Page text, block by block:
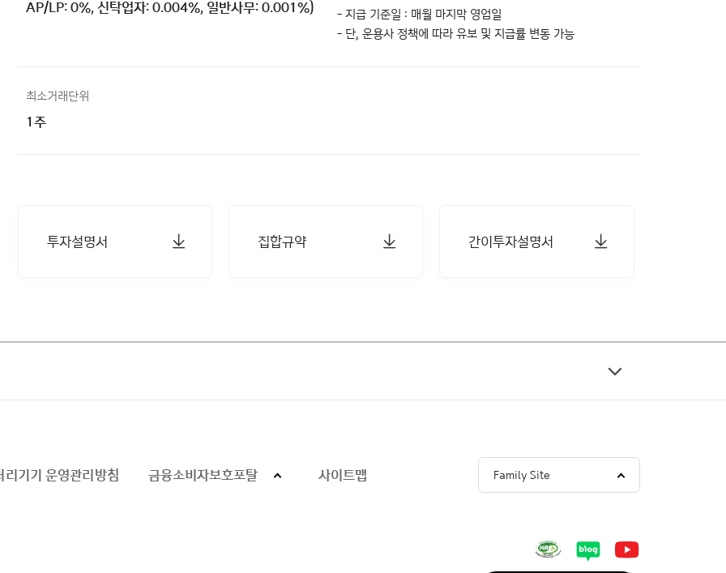
AP/LP: 0%, 신탁업자: 0.004%, 일반사무: 0.001%)
- 지급 기준일 : 매월 마지막 영업일
- 단, 운용사 정책에 따라 유보 및 지급률 변동 가능
최소거래단위
1주
투자설명서 집합규약 간이투자설명서
리기기 운영관리방침 금융소비자보호포탈 사이트맵 Family Site